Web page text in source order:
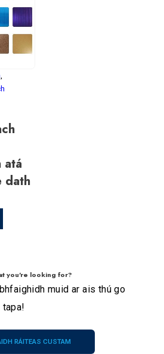
atá
dath
you're looking for?
muid ar ais thú go
tapa!
RÁITEAS CUSTAM